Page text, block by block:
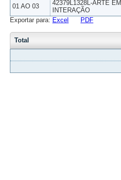
01 AO 03
42379L1328L-ARTE EM
INTERAÇÃO
Exportar para: Excel PDF
Total